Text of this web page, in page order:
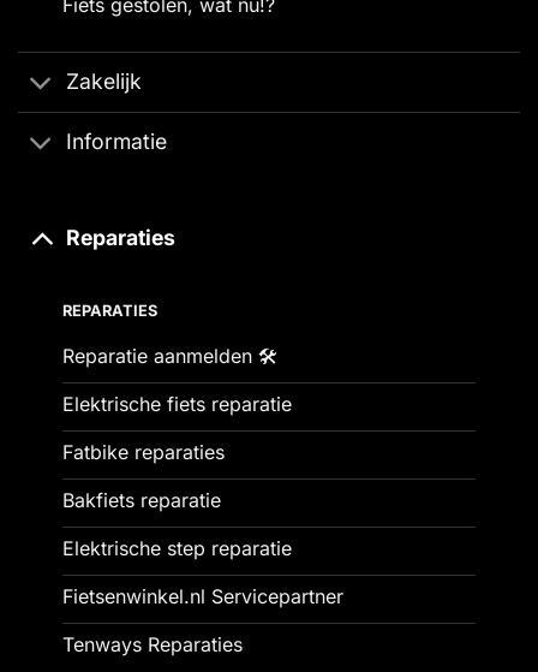
Zakelijk
Informatie
Reparaties
REPARATIES
Reparatie aanmelden 🛠️
Elektrische fiets reparatie
Fatbike reparaties
Bakfiets reparatie
Elektrische step reparatie
Fietsenwinkel.nl Servicepartner
Tenways Reparaties